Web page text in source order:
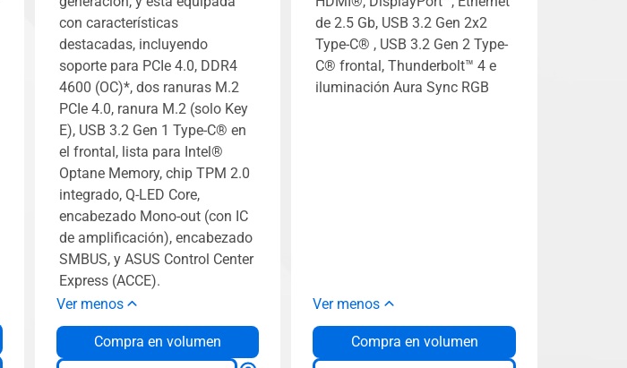
con características
destacadas, incluyendo
soporte para PCIe 4.0, DDR4
4600 (OC)*, dos ranuras M.2
PCIe 4.0, ranura M.2 (solo Key
E), USB 3.2 Gen 1 Type-C® en
el frontal, lista para Intel®
Optane Memory, chip TPM 2.0
integrado, Q-LED Core,
encabezado Mono-out (con IC
de amplificación), encabezado
SMBUS, y ASUS Control Center
Express (ACCE).
Ver menos
Compra en volumen
de 2.5 Gb, USB 3.2 Gen 2x2
Type-C® , USB 3.2 Gen 2 Type-
C® frontal, Thunderbolt™ 4 e
iluminación Aura Sync RGB
Ver menos
Compra en volumen